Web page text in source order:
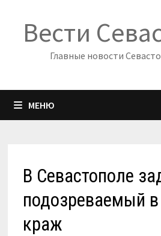
содержимому
Вести
Главные новости
МЕНЮ
В Севастополе
подозреваемый в
краж